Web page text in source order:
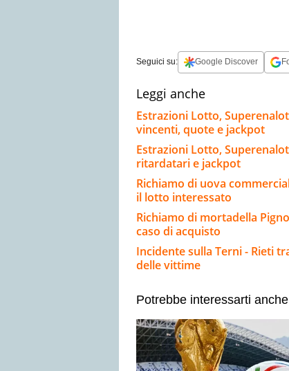
Seguici su: Google Discover
Leggi anche
Estrazioni Lotto,
vincenti, quote e jackpot
Estrazioni Lotto,
ritardatari e jackpot
Richiamo di uova
il lotto interessato
Richiamo di mortadella
caso di acquisto
Incidente sulla Terni - Rieti
delle vittime